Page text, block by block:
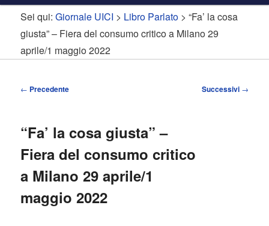
contenuto
principale
contenuto
secondario
Sei qui:Giornale UICI > Libro Parlato > “Fa’ la cosa
giusta” – Fiera del consumo critico a Milano 29
aprile/1 maggio 2022
Navigazione
← Precedente Successivi →
“Fa’ la cosa giusta” –
Fiera del consumo critico
a Milano 29 aprile/1
maggio 2022